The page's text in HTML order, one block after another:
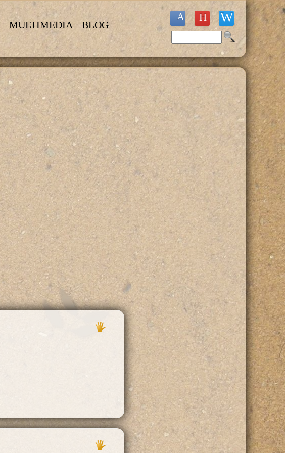
MULTIMEDIA BLOG
Formulario de búsqueda